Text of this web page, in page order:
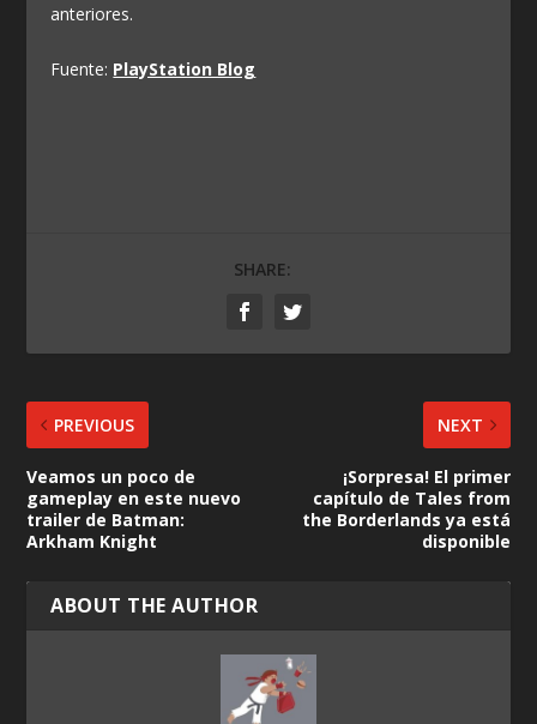
anteriores.
Fuente: PlayStation Blog
SHARE:
PREVIOUS
Veamos un poco de
gameplay en este nuevo
trailer de Batman:
Arkham Knight
NEXT
¡Sorpresa! El primer
capítulo de Tales from
the Borderlands ya está
disponible
ABOUT THE AUTHOR